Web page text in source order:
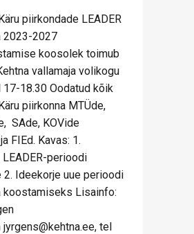
piirkondade LEADER
2023-2027
koosolek toimub
vallamaja volikogu
18.30 Oodatud kõik
piirkonna MTÜde,
SAde, KOVide
FIEd. Kavas: 1.
perioodi
2. Ideekorje uue perioodi
koostamiseks Lisainfo:
jyrgens@kehtna.ee, tel